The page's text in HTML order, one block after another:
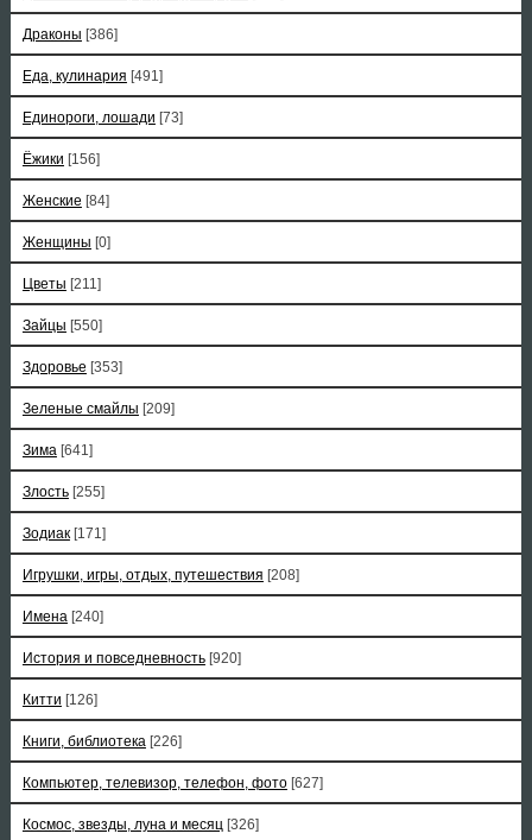
Драконы [386]
Еда, кулинария [491]
Единороги, лошади [73]
Ёжики [156]
Женские [84]
Женщины [0]
Цветы [211]
Зайцы [550]
Здоровье [353]
Зеленые смайлы [209]
Зима [641]
Злость [255]
Зодиак [171]
Игрушки, игры, отдых, путешествия [208]
Имена [240]
История и повседневность [920]
Китти [126]
Книги, библиотека [226]
Компьютер, телевизор, телефон, фото [627]
Космос, звезды, луна и месяц [326]